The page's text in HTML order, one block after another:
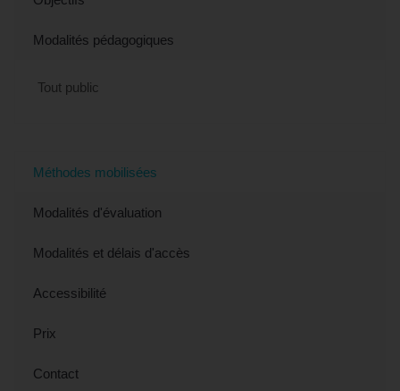
Modalités pédagogiques
Tout public
Méthodes mobilisées
Modalités d'évaluation
Modalités et délais d'accès
Accessibilité
Prix
Contact